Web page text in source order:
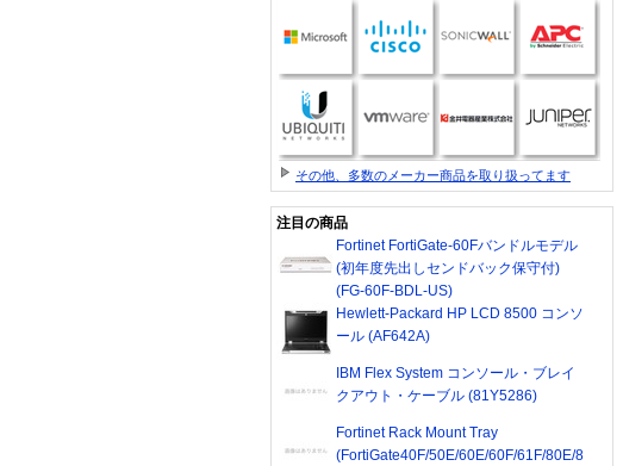
その他、多数のメーカー商品を取り扱ってます
注目の商品
Fortinet FortiGate-60Fバンドルモデル
(初年度先出しセンドバック保守付)
(FG-60F-BDL-US)
Hewlett-Packard HP LCD 8500 コンソ
ール (AF642A)
IBM Flex System コンソール・ブレイ
クアウト・ケーブル (81Y5286)
Fortinet Rack Mount Tray
(FortiGate40F/50E/60E/60F/61F/80E/8